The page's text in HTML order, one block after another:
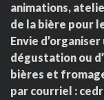
animations,
de la bière pour
Envie
dégustation ou
bières et
par courriel :